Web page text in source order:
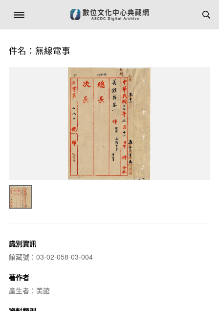
件名：無線電事
識別資訊
館藏號：03-02-058-03-004
著作者
產生者：美館